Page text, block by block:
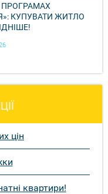
КУПУВАТИ ЖИТЛО
цін
квартири!